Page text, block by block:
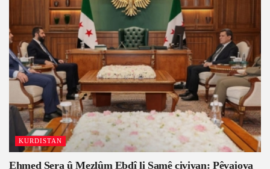
KURDISTAN
Ehmed Şera û Mezlûm Ebdî li Şamê civiyan: Pêvajoya